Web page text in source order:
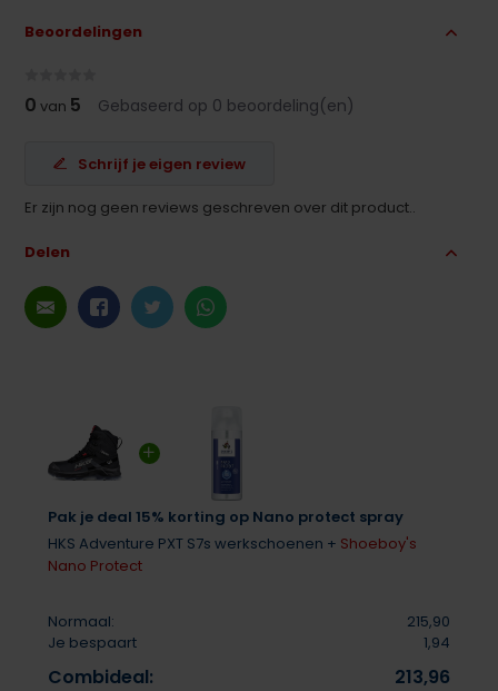
Pak je deal 15% korting op Nano protect spray
HKS Adventure PXT S7s werkschoenen + Shoeboy's
Nano Protect
Normaal:
215,90
Je bespaart
1,94
Combideal: 213,96
Beoordelingen
0 van 5 Gebaseerd op 0 beoordeling(en)
Schrijf je eigen review
Er zijn nog geen reviews geschreven over dit product..
Delen